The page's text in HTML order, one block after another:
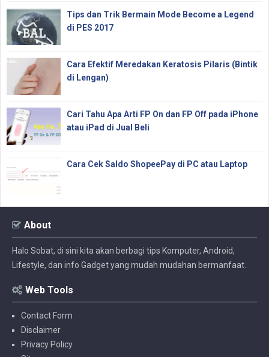
Tips dan Trik Bermain Mode Become a Legend
di PES 2017
Cara Efektif Meredakan Keratosis Pilaris (Bintik
di Lengan)
Cari Tahu Apa Arti FP On dan FP Off pada iPhone
atau iPad di Jual Beli
Cara Cek Saldo ShopeePay di PC atau Laptop
About
Halo Sobat, di sini kita akan berbagi tips Komputer, Android,
Lifestyle, dan info Gadget yang mudah mudahan bermanfaat.
Web Tools
Contact Form
Disclaimer
Privacy Policy